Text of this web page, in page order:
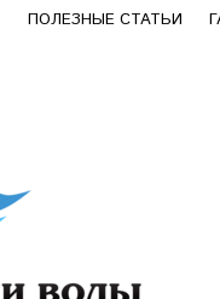
ПОЛЕЗНЫЕ СТАТЬИ